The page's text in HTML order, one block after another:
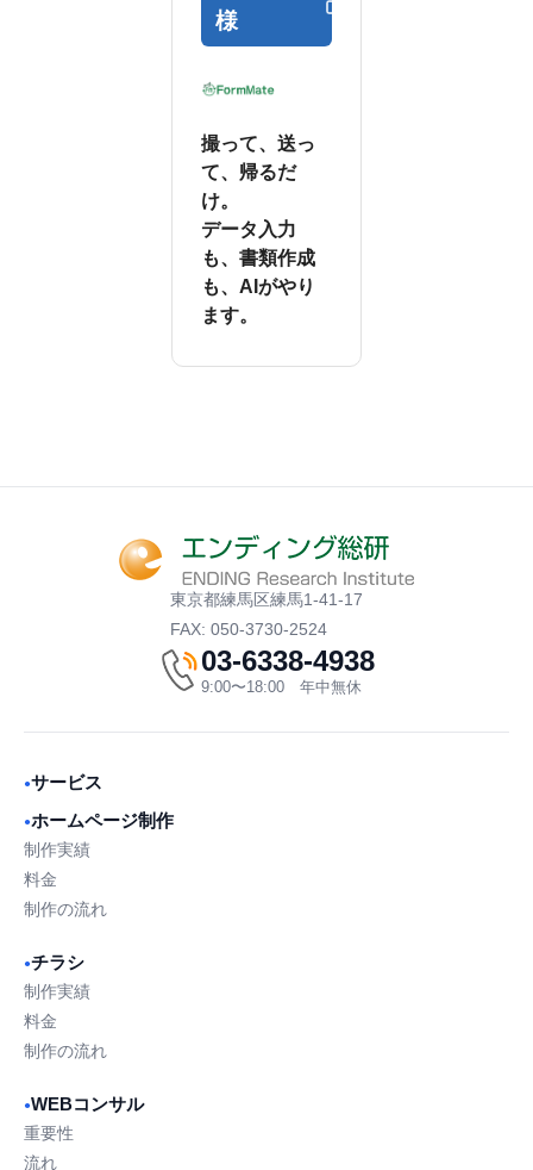
様
撮って、送っ
て、帰るだ
け。
データ入力
も、書類作成
も、AIがやり
ます。
東京都練馬区練馬1-41-17
FAX: 050-3730-2524
03-6338-4938
9:00〜18:00 年中無休
●サービス
●ホームページ制作
制作実績
料金
制作の流れ
●チラシ
制作実績
料金
制作の流れ
●WEBコンサル
重要性
流れ